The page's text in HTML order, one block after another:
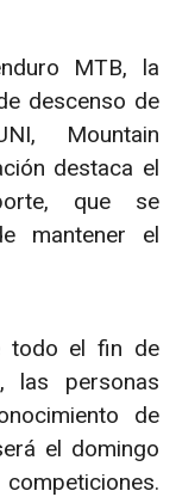
MTB, la
descenso de
Mountain
destaca el
que se
mantener el
todo el fin de
las personas
de
el domingo